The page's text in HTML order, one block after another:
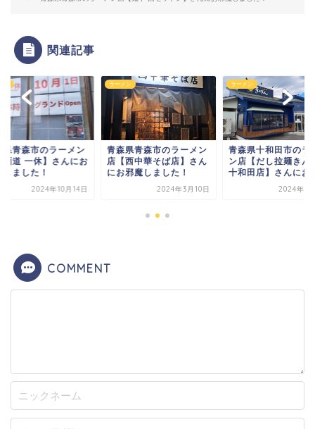
関連記事
県青森市のラーメン
西中華そば店】さん
邪魔しました！
2024年3月10日
ラーメン
青森県十和田市のラーメ
ン店【だし拉麺きんざん
十和田店】さんにお邪...
2024年9月15日
ラーメン
青森県青森市のラー
店【麺道 一休】さ
邪魔しました！
2024年10
COMMENT